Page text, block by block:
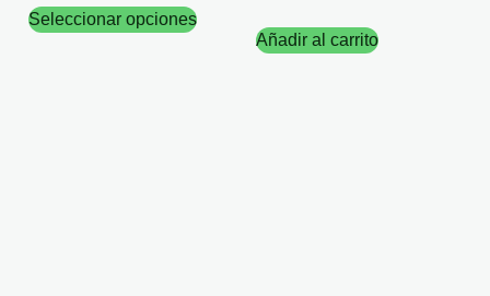
Seleccionar opciones
Añadir al carrito